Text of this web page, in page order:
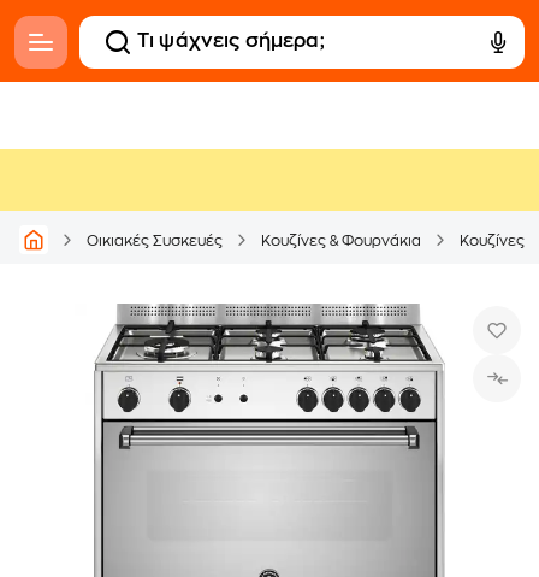
Οικιακές Συσκευές Κουζίνες & Φουρνάκια Κουζίνες